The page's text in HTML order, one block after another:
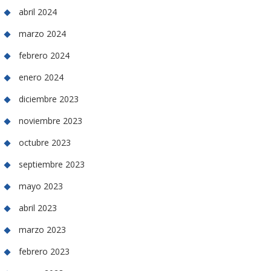
abril 2024
marzo 2024
febrero 2024
enero 2024
diciembre 2023
noviembre 2023
octubre 2023
septiembre 2023
mayo 2023
abril 2023
marzo 2023
febrero 2023